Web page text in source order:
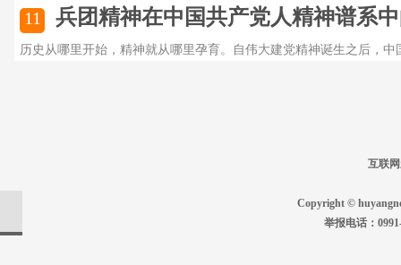
11 兵团精神在中国共产党人精神谱系
历史从哪里开始，精神就从哪里孕育。自伟大建党精神诞生之后，中
互联
Copyright ©
举报电话：